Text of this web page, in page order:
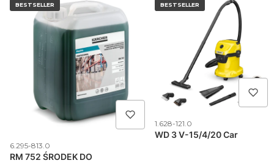
BESTSELLER
Kod produktu
6.295-813.0
RM 752 ŚRODEK DO
BESTSELLER
Kod produktu
1.628-121.0
WD 3 V-15/4/20 Car